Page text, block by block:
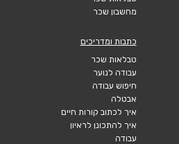
מחשבון שכר
כתבות ומדריכים
טבלאות שכר
עבודה לנוער
חיפוש עבודה
אבטלה
איך לכתוב קורות חיים
איך להתכונן לראיון
עבודה